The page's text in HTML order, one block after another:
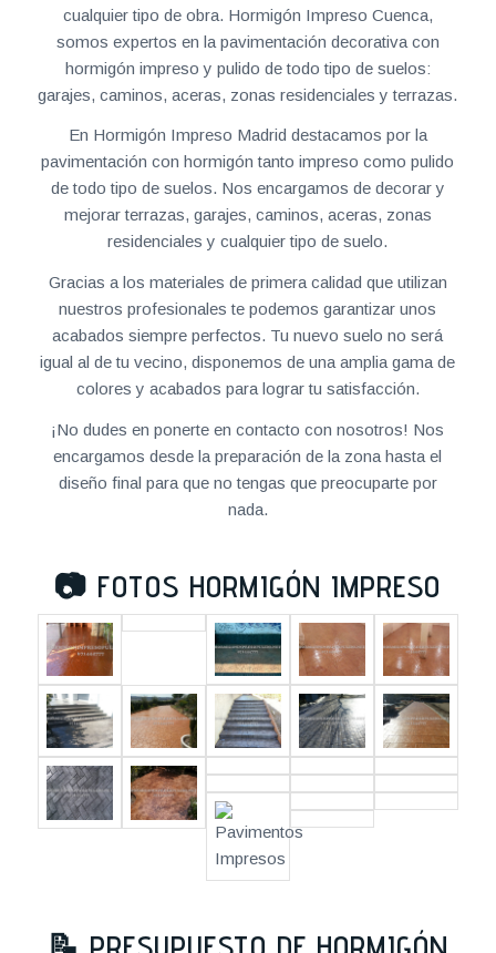
cualquier tipo de obra. Hormigón Impreso Cuenca,
somos expertos en la pavimentación decorativa con
hormigón impreso y pulido de todo tipo de suelos:
garajes, caminos, aceras, zonas residenciales y terrazas.
En Hormigón Impreso Madrid destacamos por la
pavimentación con hormigón tanto impreso como pulido
de todo tipo de suelos. Nos encargamos de decorar y
mejorar terrazas, garajes, caminos, aceras, zonas
residenciales y cualquier tipo de suelo.
Gracias a los materiales de primera calidad que utilizan
nuestros profesionales te podemos garantizar unos
acabados siempre perfectos. Tu nuevo suelo no será
igual al de tu vecino, disponemos de una amplia gama de
colores y acabados para lograr tu satisfacción.
¡No dudes en ponerte en contacto con nosotros! Nos
encargamos desde la preparación de la zona hasta el
diseño final para que no tengas que preocuparte por
nada.
📷 FOTOS HORMIGÓN IMPRESO